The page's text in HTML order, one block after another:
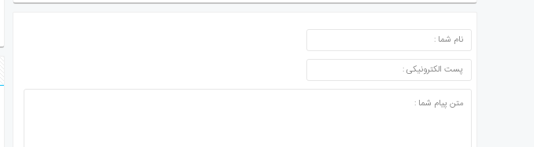
ارسال دیدگاه